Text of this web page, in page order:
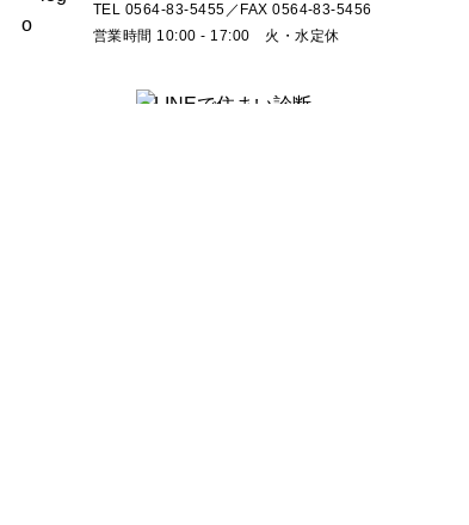
TEL 0564-83-5455／FAX 0564-83-5456
営業時間 10:00 - 17:00 火・水定休